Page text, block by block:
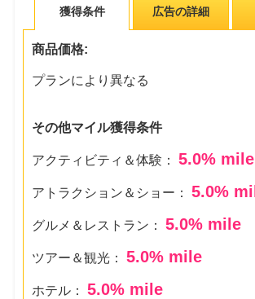
獲得条件 広告の詳細
商品価格:
プランにより異なる
その他マイル獲得条件
アクティビティ＆体験：5.0% mile
アトラクション＆ショー：5.0%
グルメ＆レストラン：5.0% mile
ツアー＆観光：5.0% mile
ホテル：5.0% mile